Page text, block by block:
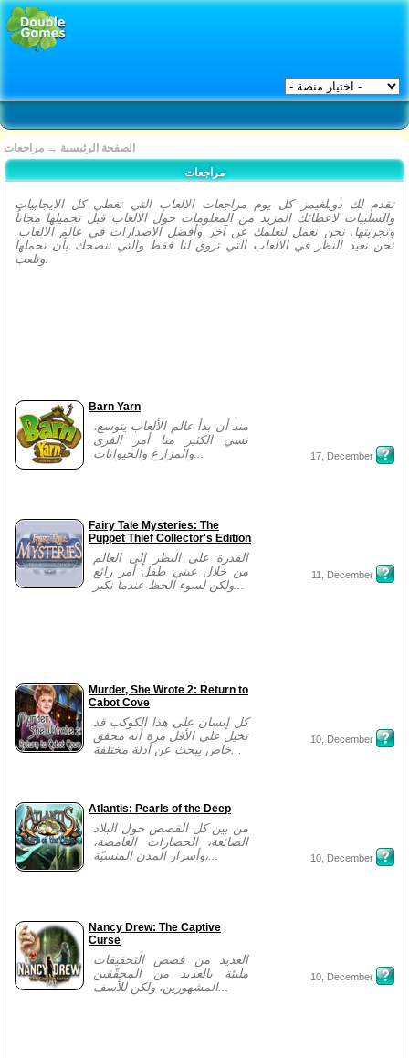
الصفحة الرئيسية → مراجعات
مراجعات
تقدم لك دوبلغيمز كل يوم مراجعات الالعاب التي تغطي كل الايجابيات
والسلبيات لاعطائك المزيد من المعلومات حول الالعاب قبل تحميلها مجاناُ
وتجربتها. نحن نعمل لنعلمك عن آخر وأفضل الاصدارات في عالم الالعاب.
نحن نعيد النظر في الالعاب التي تروق لنا فقط والتي ننصحك بأن تحملها
وتلعب.
Barn Yarn
منذ أن بدأ عالم الألعاب يتوسع،
نسي الكثير منا أمر القرى
والمزارع والحيوانات...
17, December
Fairy Tale Mysteries: The
Puppet Thief Collector's Edition
القدرة على النظر إلى العالم
من خلال عيني طفل أمر رائع
ولكن لسوء الحظ عندما نكبر...
11, December
Murder, She Wrote 2: Return to
Cabot Cove
كل إنسان على هذا الكوكب قد
تخيل على الأقل مرة أنه محقق
خاص يبحث عن أدلة مختلفة...
10, December
Atlantis: Pearls of the Deep
من بين كل القصص حول البلاد
الضائعة، الحضارات الغامضة،
وأسرار المدن المنسيّة،...
10, December
Nancy Drew: The Captive
Curse
العديد من قصص التحقيقات
مليئة بالعديد من المحقّقين
المشهورين، ولكن للأسف...
10, December